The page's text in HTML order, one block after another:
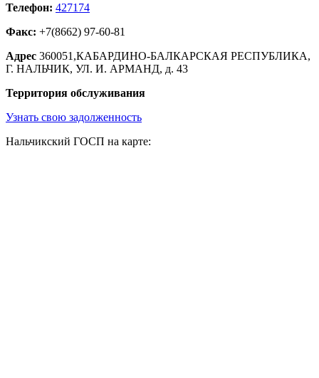
Телефон: 427174
Факс: +7(8662) 97-60-81
Адрес 360051,КАБАРДИНО-БАЛКАРСКАЯ РЕСПУБЛИКА,
Г. НАЛЬЧИК, УЛ. И. АРМАНД, д. 43
Территория обслуживания
Узнать свою задолженность
Нальчикский ГОСП на карте: